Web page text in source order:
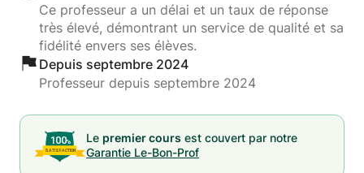
Ce professeur a un délai et un taux de réponse
très élevé, démontrant un service de qualité et sa
fidélité envers ses élèves.
Depuis septembre 2024
Professeur depuis septembre 2024
Le premier cours est couvert par notre
Garantie Le-Bon-Prof